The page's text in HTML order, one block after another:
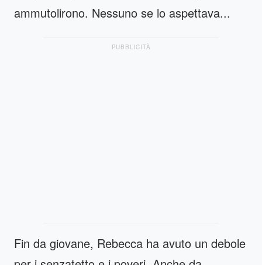
ammutolirono. Nessuno se lo aspettava...
PUBBLICITÀ
Fin da giovane, Rebecca ha avuto un debole